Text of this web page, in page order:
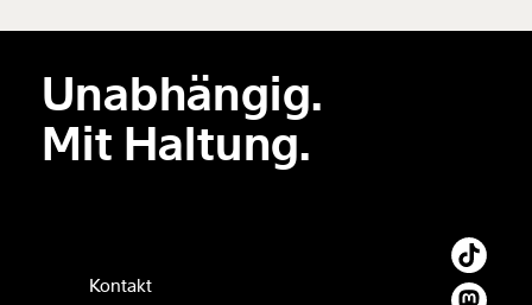
Der Inhalt dieses Feldes wird nicht öffentlich zugänglich angezeigt.
Unabhängig.
Mit Haltung.
Kontakt